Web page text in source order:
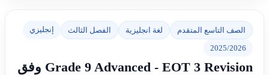
الصف التاسع المتقدم لغة انجليزية الفصل الثالث إنجليزي
2025/2026
Grade 9 Advanced - EOT 3 Revision وفق